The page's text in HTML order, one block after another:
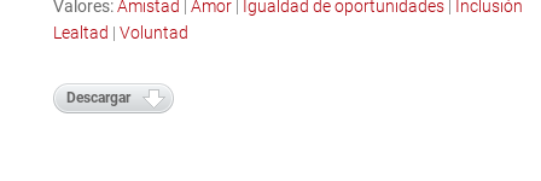
Valores:Amistad Amor| Igualdad de oportunidades| Inclusión
Lealtad | Voluntad
Descargar